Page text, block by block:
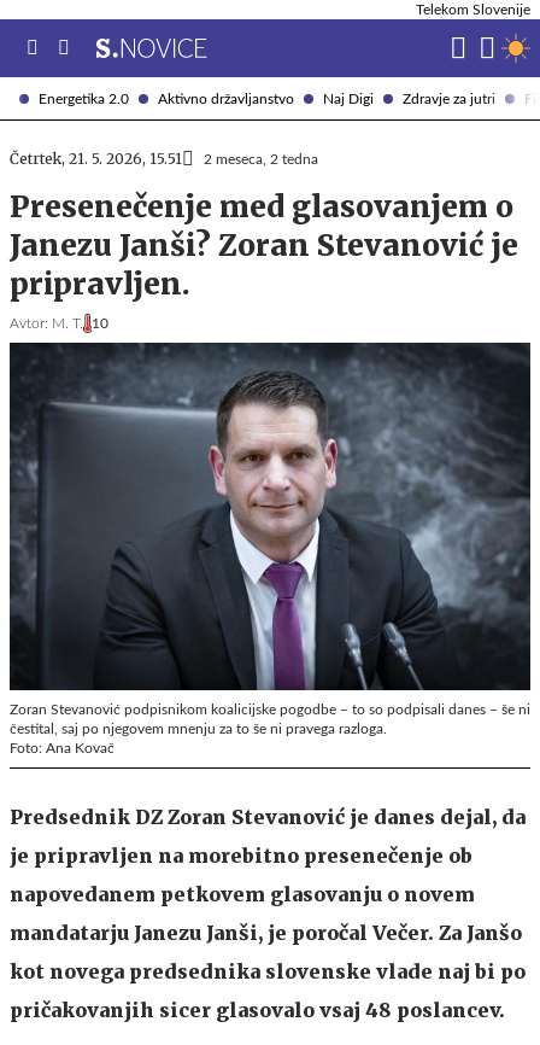
Energetika 2.0 Aktivno državljanstvo Naj Digi Zdravje za jutri
Telekom Slovenije
Četrtek, 21. 5. 2026, 15.51 2 meseca, 2 tedna
Presenečenje med glasovanjem o
Janezu Janši? Zoran Stevanović je
pripravljen.
Avtor: M. T. 10
Zoran Stevanović podpisnikom koalicijske pogodbe – to so podpisali danes – še ni
čestital, saj po njegovem mnenju za to še ni pravega razloga.
Foto: Ana Kovač
Predsednik DZ Zoran Stevanović je danes dejal, da
je pripravljen na morebitno presenečenje ob
napovedanem petkovem glasovanju o novem
mandatarju Janezu Janši, je poročal Večer. Za Janšo
kot novega predsednika slovenske vlade naj bi po
pričakovanjih sicer glasovalo vsaj 48 poslancev.